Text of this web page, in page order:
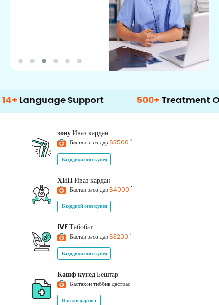
Support 500+ Treatment Options
зонуИваз кардан
Бастаи оғоз дар$3500 *
Баҳодиҳӣ оғоз кунед
ҲИПИваз кардан
Бастаи оғоз дар$4000 *
Баҳодиҳӣ оғоз кунед
IVFТабобат
Бастаи оғоз дар$3200 *
Баҳодиҳӣ оғоз кунед
Кашф кунедБештар
Бастаҳои тиббии дастрас
Ирсоли дархост